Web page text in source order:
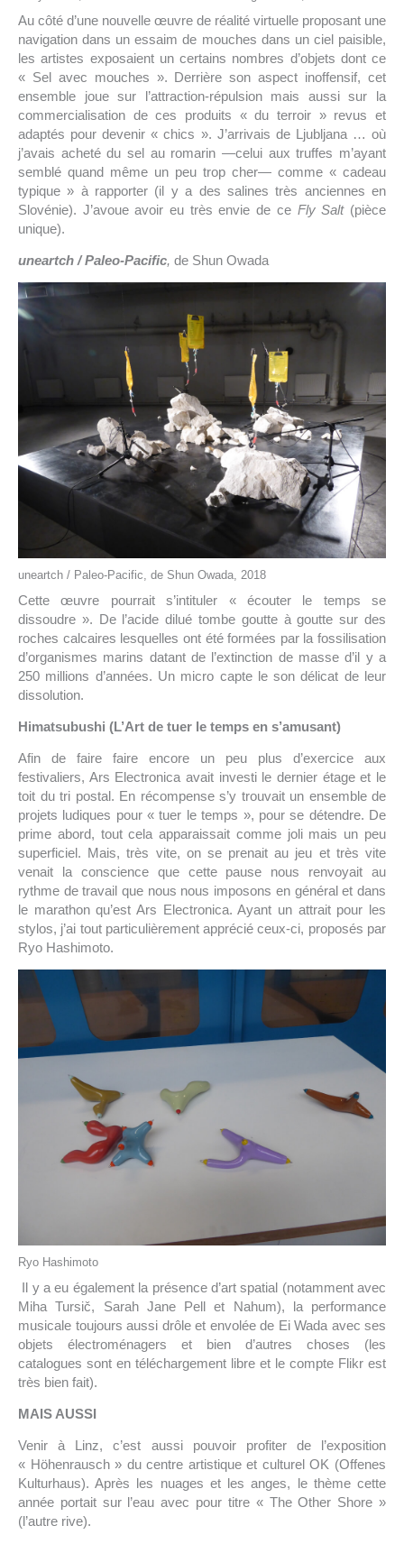
Au côté d’une nouvelle œuvre de réalité virtuelle proposant une
navigation dans un essaim de mouches dans un ciel paisible,
les artistes exposaient un certains nombres d’objets dont ce
« Sel avec mouches ». Derrière son aspect inoffensif, cet
ensemble joue sur l’attraction-répulsion mais aussi sur la
commercialisation de ces produits « du terroir » revus et
adaptés pour devenir « chics ». J’arrivais de Ljubljana … où
j’avais acheté du sel au romarin —celui aux truffes m’ayant
semblé quand même un peu trop cher— comme « cadeau
typique » à rapporter (il y a des salines très anciennes en
Slovénie). J’avoue avoir eu très envie de ce Fly Salt(pièce
unique).
uneartch / Paleo-Pacific, de Shun Owada
uneartch / Paleo-Pacific, de Shun Owada, 2018
Cette œuvre pourrait s’intituler « écouter le temps se
dissoudre ». De l’acide dilué tombe goutte à goutte sur des
roches calcaires lesquelles ont été formées par la fossilisation
d’organismes marins datant de l’extinction de masse d’il y a
250 millions d’années. Un micro capte le son délicat de leur
dissolution.
Himatsubushi (L’Art de tuer le temps en s’amusant)
Afin de faire faire encore un peu plus d’exercice aux
festivaliers, Ars Electronica avait investi le dernier étage et le
toit du tri postal. En récompense s’y trouvait un ensemble de
projets ludiques pour « tuer le temps », pour se détendre. De
prime abord, tout cela apparaissait comme joli mais un peu
superficiel. Mais, très vite, on se prenait au jeu et très vite
venait la conscience que cette pause nous renvoyait au
rythme de travail que nous nous imposons en général et dans
le marathon qu’est Ars Electronica. Ayant un attrait pour les
stylos, j’ai tout particulièrement apprécié ceux-ci, proposés par
Ryo Hashimoto.
Ryo Hashimoto
Il y a eu également la présence d’art spatial (notamment avec
Miha Tursič, Sarah Jane Pell et Nahum), la performance
musicale toujours aussi drôle et envolée de Ei Wada avec ses
objets électroménagers et bien d’autres choses (les
catalogues sont en téléchargement libre et le compte Flikr est
très bien fait).
MAIS AUSSI
Venir à Linz, c’est aussi pouvoir profiter de l’exposition
« Höhenrausch » du centre artistique et culturel OK (Offenes
Kulturhaus). Après les nuages et les anges, le thème cette
année portait sur l’eau avec pour titre « The Other Shore »
(l’autre rive).